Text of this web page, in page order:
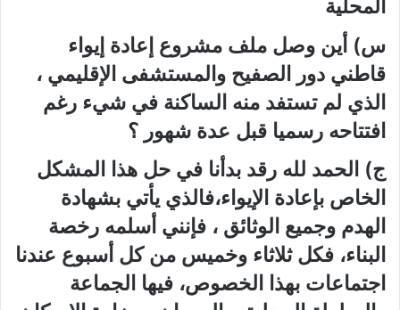
المحلية
س) أين وصل ملف مشروع إعادة إيواء
قاطني دور الصفيح والمستشفى الإقليمي ،
الذي لم تستفد منه الساكنة في شيء رغم
افتتاحه رسميا قبل عدة شهور ؟
ج) الحمد لله رقد بدأنا في حل هذا المشكل
الخاص بإعادة الإيواء،فالذي يأتي بشهادة
الهدم وجميع الوثائق ، فإنني أسلمه رخصة
البناء، فكل ثلاثاء وخميس من كل أسبوع عندنا
اجتماعات بهذا الخصوص، فيها الجماعة